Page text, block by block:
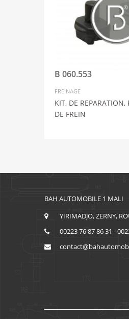
B 060.553
FREINAGE
KIT, DE REPARATION,
DE FREIN
BAH AUTOMOBILE 1 MALI
YIRIMADJO, ZERNY,
00223 76 87 86 31 -